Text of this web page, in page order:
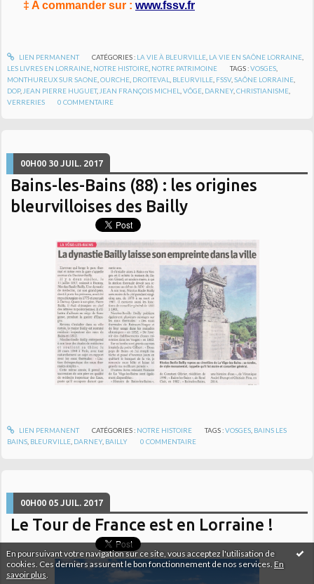
En poursuivant votre navigation sur ce site, vous acceptez l'utilisation de
cookies. Ces derniers assurent le bon fonctionnement de nos services. En
savoir plus
‡ A commander sur : www.fssv.fr
LIEN PERMANENT CATÉGORIES : LA VIE À BLEURVILLE, LA VIE EN SAÔNE LORRAINE,
LES LIVRES EN LORRAINE NOTRE HISTOIRE NOTRE PATRIMOINE TAGS :VOSGES
MONTHUREUX SUR SAONE ,OURCHE DROITEVAL BLEURVILLE FSSV,SAÔNE LORRAINE
DOP, JEAN PIERRE HUGUET, JEAN FRANÇOIS MICHEL ,VÔGE DARNEY,CHRISTIANISME
VERRERIES
0 COMMENTAIRE
00H00 30 JUIL. 2017
Bains-les-Bains (88) : les origines
bleurvilloises des Bailly
LIEN PERMANENT CATÉGORIES : NOTRE HISTOIRE TAGS :VOSGES, BAINS LES
BAINS, BLEURVILLE, DARNEY, BAILLY 0 COMMENTAIRE
00H00 05 JUIL. 2017
Le Tour de France est en Lorraine !